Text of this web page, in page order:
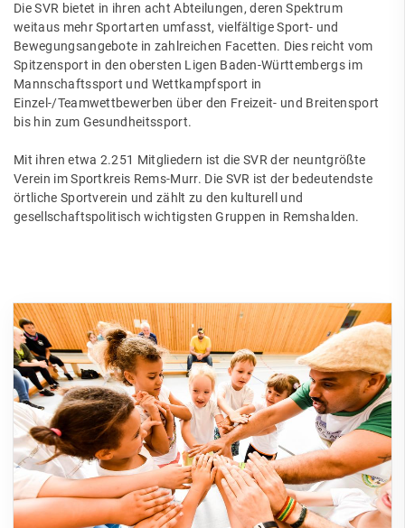
Die SVR bietet in ihren acht Abteilungen, deren Spektrum
weitaus mehr Sportarten umfasst, vielfältige Sport- und
Bewegungsangebote in zahlreichen Facetten. Dies reicht vom
Spitzensport in den obersten Ligen Baden-Württembergs im
Mannschaftssport und Wettkampfsport in
Einzel-/Teamwettbewerben über den Freizeit- und Breitensport
bis hin zum Gesundheitssport.
Mit ihren etwa 2.251 Mitgliedern ist die SVR der neuntgrößte
Verein im Sportkreis Rems-Murr. Die SVR ist der bedeutendste
örtliche Sportverein und zählt zu den kulturell und
gesellschaftspolitisch wichtigsten Gruppen in Remshalden.